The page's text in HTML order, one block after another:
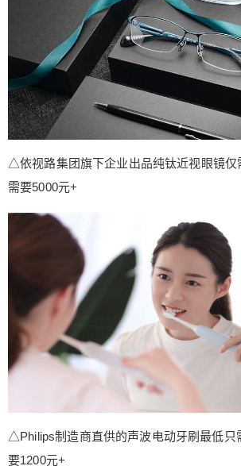
△依视路集团旗下企业出品纯钛近视眼镜仅
需要5000元+
△Philips制造商直供的声波电动牙刷最低只
要1200元+